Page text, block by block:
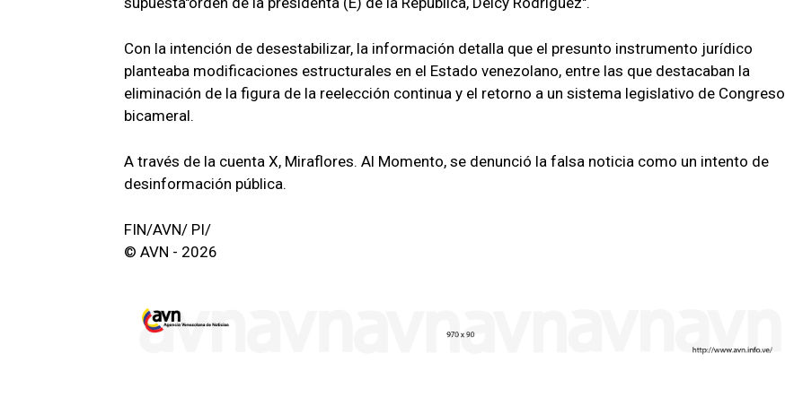
Con la intención de desestabilizar, la información detalla que el presunto instrumento jurídico
planteaba modificaciones estructurales en el Estado venezolano, entre las que destacaban la
eliminación de la figura de la reelección continua y el retorno a un sistema legislativo de Congreso
bicameral.
A través de la cuenta X, Miraflores. Al Momento, se denunció la falsa noticia como un intento de
desinformación pública.
FIN/AVN/ PI/
© AVN - 2026